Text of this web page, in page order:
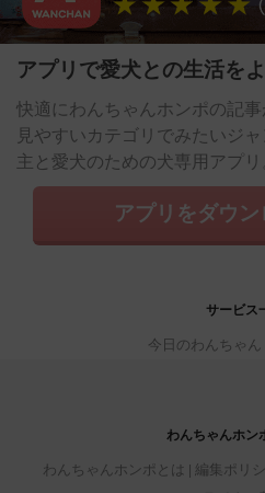
アプリで愛犬との生活をよ
快適にわんちゃんホンポの記事
見やすいカテゴリでみたいジ
主と愛犬のための犬専用アプリ
アプリをダウ
サービス
今日のわんちゃん
わんちゃんホン
わんちゃんホンポとは 編集ポリ